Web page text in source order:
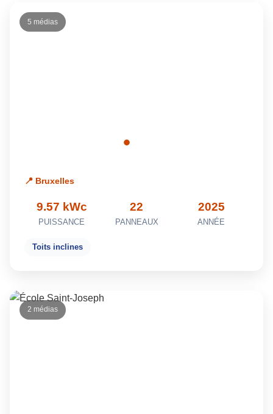
5 médias
📍 Bruxelles
9.57 kWc
PUISSANCE
22
PANNEAUX
2025
ANNÉE
Toits inclines
2 médias